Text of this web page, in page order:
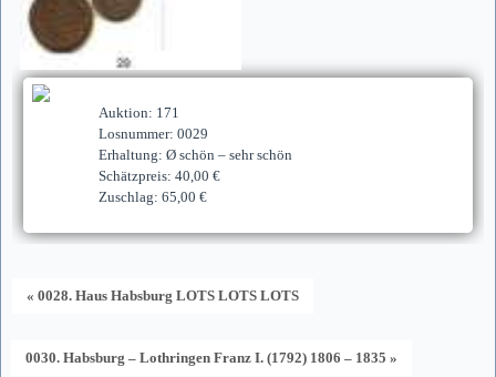
Auktion: 171
Losnummer: 0029
Erhaltung: Ø schön – sehr schön
Schätzpreis: 40,00 €
Zuschlag: 65,00 €
« 0028. Haus Habsburg LOTS LOTS LOTS
0030. Habsburg – Lothringen Franz I. (1792) 1806 – 1835 »